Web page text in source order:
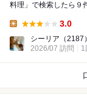
料理」で検索したら９
3.0
シーリア （2187）
2026/07 訪問
1